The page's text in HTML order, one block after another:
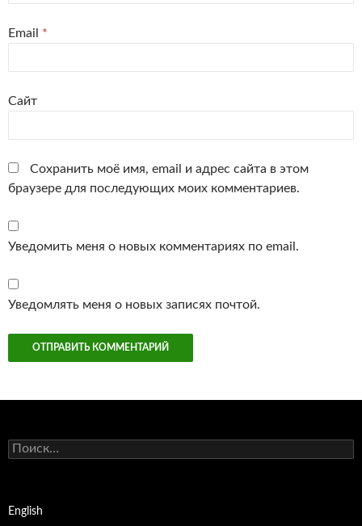
Email *
Сайт
Сохранить моё имя, email и адрес сайта в этом
браузере для последующих моих комментариев.
Уведомить меня о новых комментариях по email.
Уведомлять меня о новых записях почтой.
Найти:
English